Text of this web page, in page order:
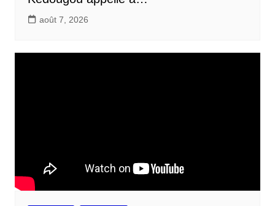
août 7, 2026